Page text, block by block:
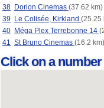
38 Dorion Cinemas (37.62 km)
39 Le Colisée, Kirkland (25.25
40 Méga Plex Terrebonne 14
41
St Bruno Cinemas (16.2 km)
Click on a